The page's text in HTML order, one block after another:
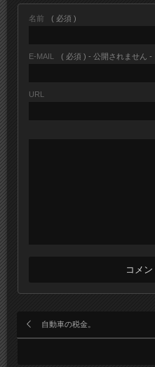
名前 ( 必須 )
E-MAIL ( 必須 ) - 公開されません -
URL
自動車の税金。